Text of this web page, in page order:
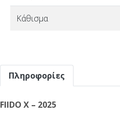
Κάθισμα
Πληροφορίες
FIIDO X – 2025